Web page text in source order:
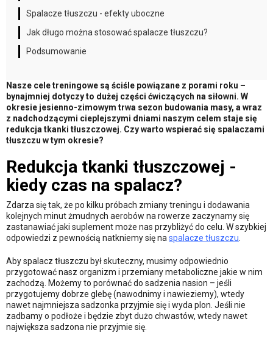
Spalacze tłuszczu - efekty uboczne
Jak długo można stosować spalacze tłuszczu?
Podsumowanie
Nasze cele treningowe są ściśle powiązane z porami roku –
bynajmniej dotyczy to dużej części ćwiczących na siłowni. W
okresie jesienno-zimowym trwa sezon budowania masy, a wraz
z nadchodzącymi cieplejszymi dniami naszym celem staje się
redukcja tkanki tłuszczowej. Czy warto wspierać się spalaczami
tłuszczu w tym okresie?
Redukcja tkanki tłuszczowej -
kiedy czas na spalacz?
Zdarza się tak, że po kilku próbach zmiany treningu i dodawania
kolejnych minut żmudnych aerobów na rowerze zaczynamy się
zastanawiać jaki suplement może nas przybliżyć do celu. W szybkiej
odpowiedzi z pewnością natkniemy się na spalacze tłuszczu
Aby spalacz tłuszczu był skuteczny, musimy odpowiednio
przygotować nasz organizm i przemiany metaboliczne jakie w nim
zachodzą. Możemy to porównać do sadzenia nasion – jeśli
przygotujemy dobrze glebę (nawodnimy i nawieziemy), wtedy
nawet najmniejsza sadzonka przyjmie się i wyda plon. Jeśli nie
zadbamy o podłoże i będzie zbyt dużo chwastów, wtedy nawet
największa sadzona nie przyjmie się.